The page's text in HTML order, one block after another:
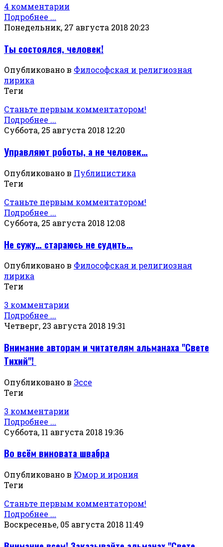
4 комментарии
Подробнее ...
Понедельник, 27 августа 2018 20:23
Ты состоялся, человек!
Опубликовано в Философская и религиозная
лирика
Теги
Станьте первым комментатором!
Подробнее ...
Суббота, 25 августа 2018 12:20
Управляют роботы, а не человек…
Опубликовано в Публицистика
Теги
Станьте первым комментатором!
Подробнее ...
Суббота, 25 августа 2018 12:08
Не сужу… стараюсь не судить…
Опубликовано в Философская и религиозная
лирика
Теги
3 комментарии
Подробнее ...
Четверг, 23 августа 2018 19:31
Внимание авторам и читателям альманаха "Свете
Тихий"!
Опубликовано в Эссе
Теги
3 комментарии
Подробнее ...
Суббота, 11 августа 2018 19:36
Во всём виновата швабра
Опубликовано в Юмор и ирония
Теги
Станьте первым комментатором!
Подробнее ...
Воскресенье, 05 августа 2018 11:49